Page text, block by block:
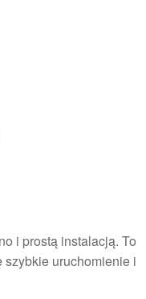
i prostą instalacją. To
szybkie uruchomienie i